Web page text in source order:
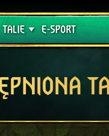
TALIE
Poradniki
E-SPORT